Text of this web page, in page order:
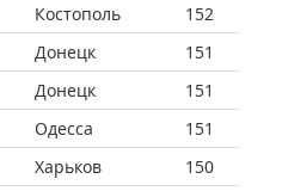
Костополь
152
Донецк
151
Донецк
151
Одесса
151
Харьков
150